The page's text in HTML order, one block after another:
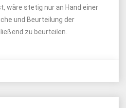
wäre stetig nur an Hand einer
und Beurteilung der
zu beurteilen.